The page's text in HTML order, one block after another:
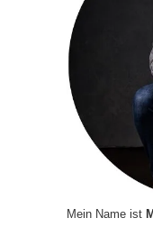
Mein Name ist